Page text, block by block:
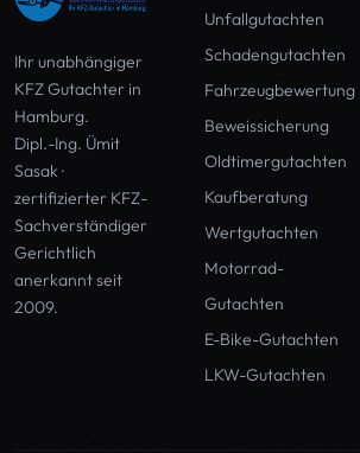
Ihr unabhängiger
KFZ Gutachter in
Hamburg.
Dipl.-Ing. Ümit
Sasak ·
zertifizierter KFZ-
Sachverständiger
Gerichtlich
anerkannt seit
2009.
Unfallgutachten
Schadengutachten
Fahrzeugbewertung
Beweissicherung
Oldtimergutachten
Kaufberatung
Wertgutachten
Motorrad-
Gutachten
E-Bike-Gutachten
LKW-Gutachten